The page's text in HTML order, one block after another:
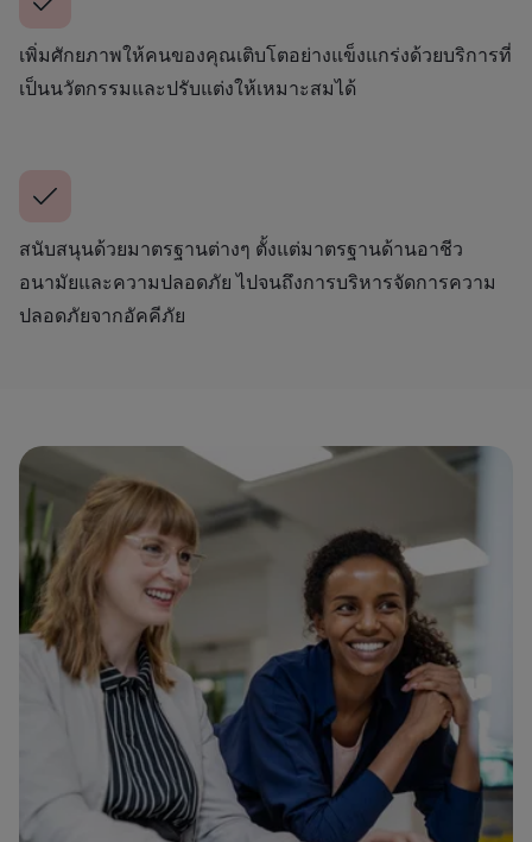
เพิ่มศักยภาพให้คนของคุณเติบโตอย่างแข็งแกร่งด้วยบริการที่
เป็นนวัตกรรมและปรับแต่งให้เหมาะสมได้
สนับสนุนด้วยมาตรฐานต่างๆ ตั้งแต่มาตรฐานด้านอาชีว
อนามัยและความปลอดภัย ไปจนถึงการบริหารจัดการความ
ปลอดภัยจากอัคคีภัย